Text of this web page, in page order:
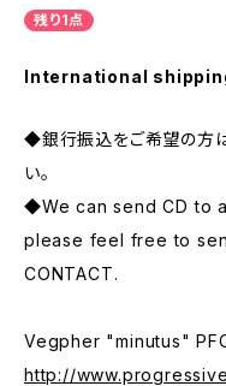
残り1点
International
◆銀行振込をご希望の方
い。
◆We can send CD to
please feel free to
CONTACT.
Vegpher "minutus"
http://